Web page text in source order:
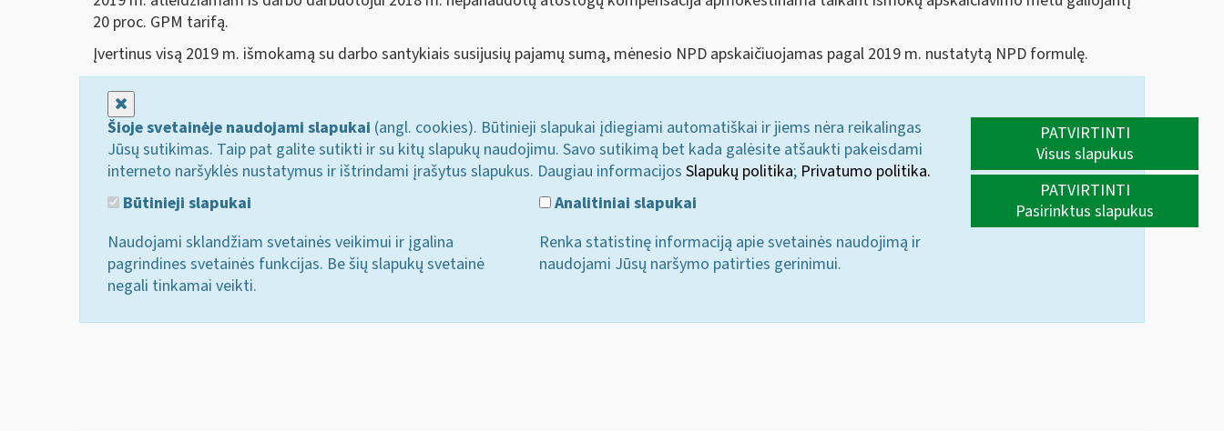
20 proc. GPM tarifą.
Įvertinus visą 2019 m. išmokamą su darbo santykiais susijusių pajamų sumą, mėnesio NPD apskaičiuojamas pagal 2019 m. nustatytą NPD formulę.
Šioje svetainėje naudojami slapukai (angl. cookies). Būtinieji slapukai įdiegiami automatiškai ir jiems nėra reikalingas
Jūsų sutikimas. Taip pat galite sutikti ir su kitų slapukų naudojimu. Savo sutikimą bet kada galėsite atšaukti pakeisdami
interneto naršyklės nustatymus ir ištrindami įrašytus slapukus. Daugiau informacijos Slapukų politika; Privatumo politika.
Būtinieji slapukai
Naudojami sklandžiam svetainės veikimui ir įgalina
pagrindines svetainės funkcijas. Be šių slapukų svetainė
negali tinkamai veikti.
Analitiniai slapukai
Renka statistinę informaciją apie svetainės naudojimą ir
naudojami Jūsų naršymo patirties gerinimui.
PATVIRTINTI
Visus slapukus
PATVIRTINTI
Pasirinktus slapukus